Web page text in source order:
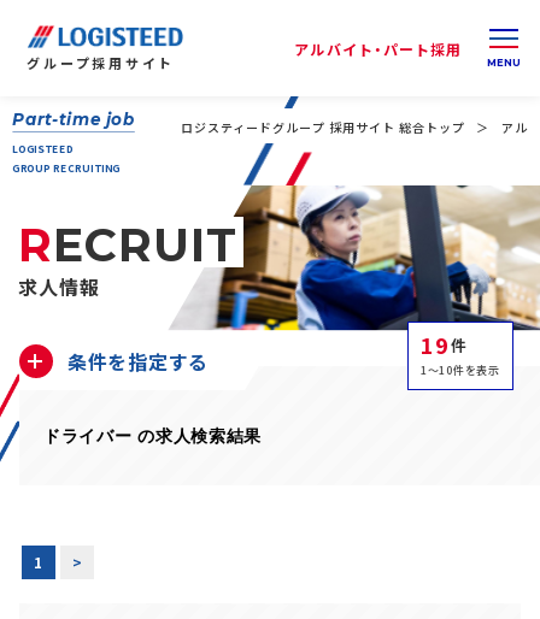
グループ採用サイト
アルバイト・パート採用
Part-time job
LOGISTEED
GROUP RECRUITING
ロジスティードグループ 採用サイト 総合トップ アル
RECRUIT
求人情報
19件
1～10件を表示
条件を指定する
ドライバー の求人検索結果
1 >